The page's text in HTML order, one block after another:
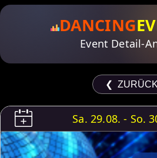
DANCING
Event Detail-
❮ ZURÜCK
Sa. 29.08. - So.